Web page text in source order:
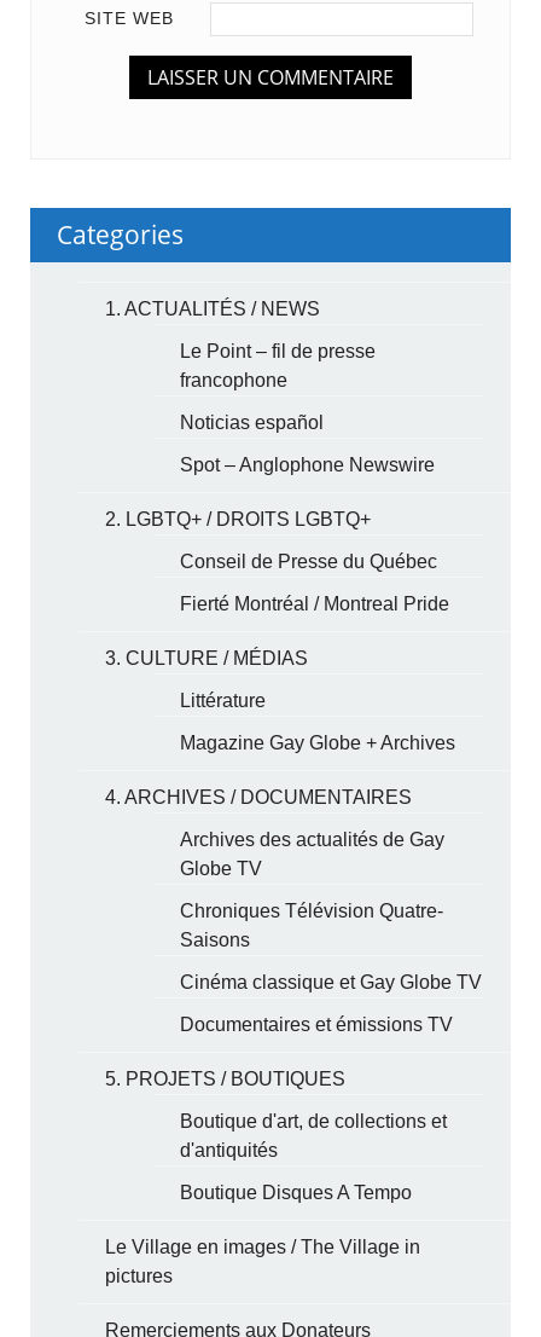
SITE WEB
Categories
1. ACTUALITÉS / NEWS
Le Point – fil de presse
francophone
Noticias español
Spot – Anglophone Newswire
2. LGBTQ+ / DROITS LGBTQ+
Conseil de Presse du Québec
Fierté Montréal / Montreal Pride
3. CULTURE / MÉDIAS
Littérature
Magazine Gay Globe + Archives
4. ARCHIVES / DOCUMENTAIRES
Archives des actualités de Gay
Globe TV
Chroniques Télévision Quatre-
Saisons
Cinéma classique et Gay Globe TV
Documentaires et émissions TV
5. PROJETS / BOUTIQUES
Boutique d'art, de collections et
d'antiquités
Boutique Disques A Tempo
Le Village en images / The Village in
pictures
Remerciements aux Donateurs